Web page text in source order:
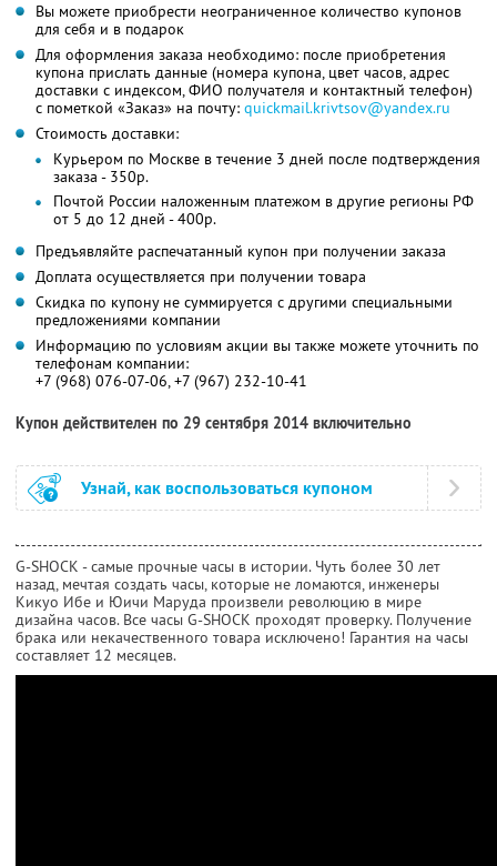
Вы можете приобрести неограниченное количество купонов
для себя и в подарок
Для оформления заказа необходимо: после приобретения
купона прислать данные (номера купона, цвет часов, адрес
доставки с индексом, ФИО получателя и контактный телефон)
с пометкой «Заказ» на почту: quickmail.krivtsov@yandex.ru
Стоимость доставки:
Курьером по Москве в течение 3 дней после подтверждения
заказа - 350р.
Почтой России наложенным платежом в другие регионы РФ
от 5 до 12 дней - 400р.
Предъявляйте распечатанный купон при получении заказа
Доплата осуществляется при получении товара
Скидка по купону не суммируется с другими специальными
предложениями компании
Информацию по условиям акции вы также можете уточнить по
телефонам компании:
+7 (968) 076-07-06, +7 (967) 232-10-41
Купон действителен по 29 сентября 2014 включительно
Узнай, как воспользоваться купоном
G-SHOCK - самые прочные часы в истории. Чуть более 30 лет
назад, мечтая создать часы, которые не ломаются, инженеры
Кикуо Ибе и Юичи Маруда произвели революцию в мире
дизайна часов. Все часы G-SHOCK проходят проверку. Получение
брака или некачественного товара исключено! Гарантия на часы
составляет 12 месяцев.